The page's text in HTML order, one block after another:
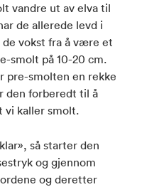
vandre ut av elva til
de allerede levd i
de vokst fra å være et
smolt på 10-20 cm.
pre-smolten en rekke
den forberedt til å
vi kaller smolt.
så starter den
og gjennom
og deretter